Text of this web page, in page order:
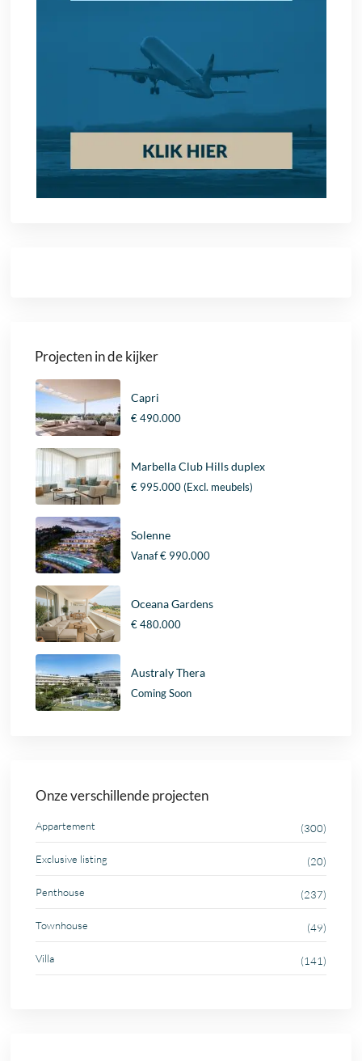
Projecten in de kijker
Capri
€ 490.000
Marbella Club Hills duplex
€ 995.000(Excl. meubels)
Solenne
Vanaf€ 990.000
Oceana Gardens
€ 480.000
Australy Thera
Coming Soon
Onze verschillende projecten
Appartement (300)
Exclusive listing (20)
Penthouse (237)
Townhouse (49)
Villa (141)